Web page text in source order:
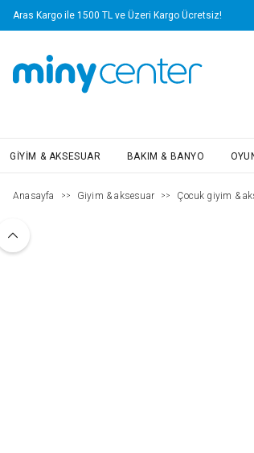
Aras Kargo ile 1500 TL ve Üzeri Kargo Ücretsiz!
GIYIM & AKSESUAR BAKIM & BANYO
Anasayfa >> Giyim & aksesuar >> Çocuk giyim &